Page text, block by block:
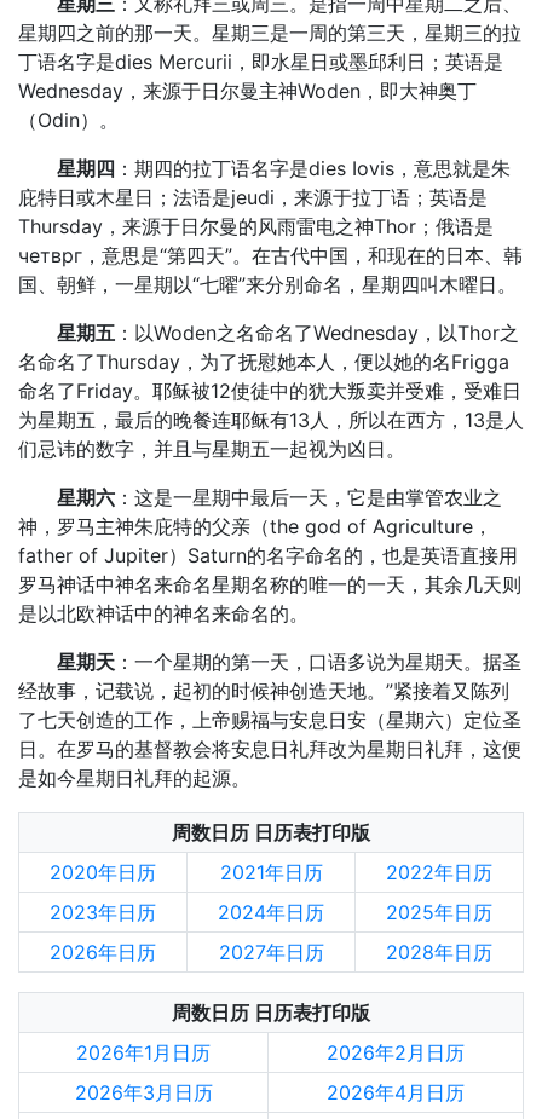
星期四之前的那一天。星期三是一周的第三天，星期三的拉
丁语名字是dies Mercurii，即水星日或墨邱利日；英语是
Wednesday，来源于日尔曼主神Woden，即大神奥丁
（Odin）。
星期四 ：期四的拉丁语名字是dies Iovis，意思就是朱
庇特日或木星日；法语是jeudi，来源于拉丁语；英语是
Thursday，来源于日尔曼的风雨雷电之神Thor；俄语是
четврг，意思是“第四天”。在古代中国，和现在的日本、韩
国、朝鲜，一星期以“七曜”来分别命名，星期四叫木曜日。
星期五 ：以Woden之名命名了Wednesday，以Thor之
名命名了Thursday，为了抚慰她本人，便以她的名Frigga
命名了Friday。耶稣被12使徒中的犹大叛卖并受难，受难日
为星期五，最后的晚餐连耶稣有13人，所以在西方，13是人
们忌讳的数字，并且与星期五一起视为凶日。
星期六 ：这是一星期中最后一天，它是由掌管农业之
神，罗马主神朱庇特的父亲（the god of Agriculture，
father of Jupiter）Saturn的名字命名的，也是英语直接用
罗马神话中神名来命名星期名称的唯一的一天，其余几天则
是以北欧神话中的神名来命名的。
星期天 ：一个星期的第一天，口语多说为星期天。据圣
经故事，记载说，起初的时候神创造天地。”紧接着又陈列
了七天创造的工作，上帝赐福与安息日安（星期六）定位圣
日。在罗马的基督教会将安息日礼拜改为星期日礼拜，这便
是如今星期日礼拜的起源。
周数日历 日历表打印版
2020年日历
2021年日历
2022年日历
2023年日历
2024年日历
2025年日历
2026年日历
2027年日历 2028年日历
周数日历 日历表打印版
2026年1月日历
2026年2月日历
2026年3月日历
2026年4月日历